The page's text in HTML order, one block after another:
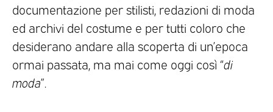
documentazione per stilisti, redazioni di moda
ed archivi del costume e per tutti coloro che
desiderano andare alla scoperta di un’epoca
ormai passata, ma mai come oggi così “di
moda”.